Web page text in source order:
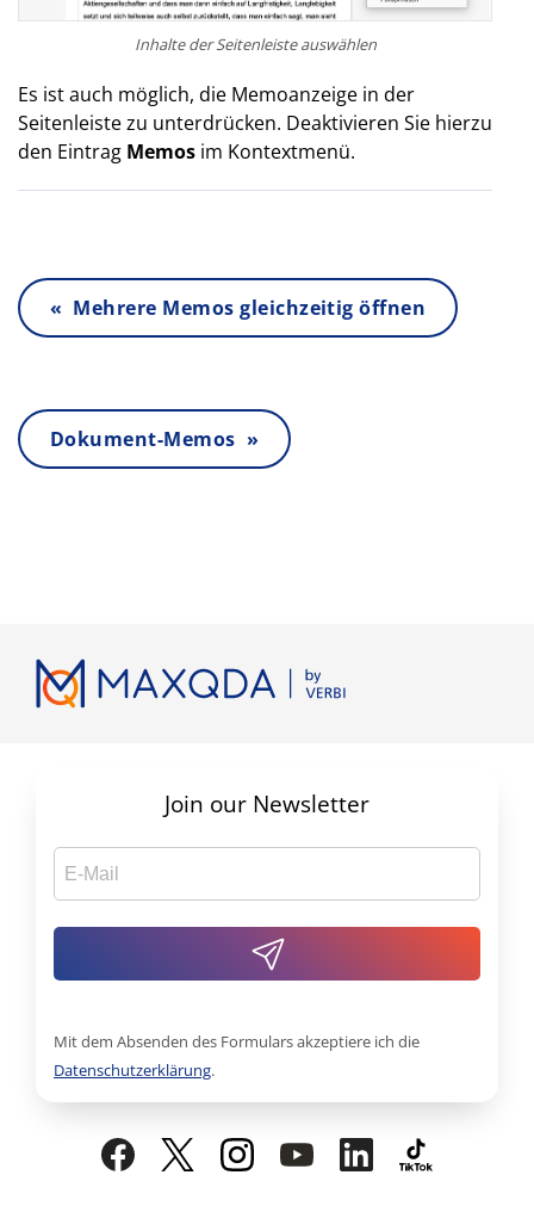
Inhalte der Seitenleiste auswählen
Es ist auch möglich, die Memoanzeige in der
Seitenleiste zu unterdrücken. Deaktivieren Sie hierzu
den Eintrag Memos im Kontextmenü.
« Mehrere Memos gleichzeitig öffnen
Dokument-Memos »
Join our Newsletter
Mit dem Absenden des Formulars akzeptiere ich die
Datenschutzerklärung.